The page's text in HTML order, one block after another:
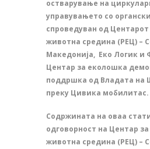
остварување на
управувањето со
спроведуван од Центарот
животна средина (РЕЦ) –
Македонија, Еко Логик и
Центар за еколошка
поддршка од Владата на
преку Цивика мобилитас.
Содржината на оваа
одговорност на Центар
животна средина (РЕЦ) –